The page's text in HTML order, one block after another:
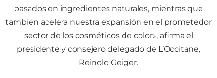
basados en ingredientes naturales, mientras que
también acelera nuestra expansión en el prometedor
sector de los cosméticos de color», afirma el
presidente y consejero delegado de L’Occitane,
Reinold Geiger.